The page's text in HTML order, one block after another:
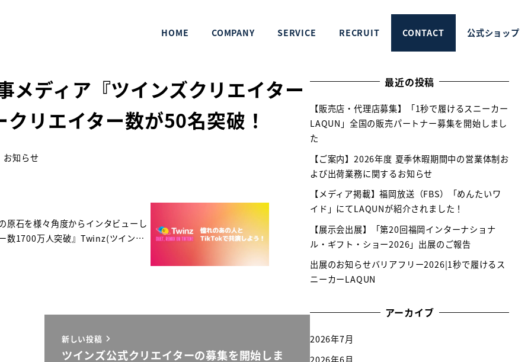
HOME COMPANY SERVICE RECRUIT CONTACT 公式ショップ
ディア『ツインズクリエイター
リエイター数が50名突破！
ゴリー
お知らせ
原石を様々角度からインタビューし
数1700万人突破』Twinz(ツイン…
新しい投稿
ツインズ公式クリエイターの募集を開始しま
最近の投稿
【販売店・代理店募集】「1秒で履けるスニーカー
LAQUN」全国の販売パートナー募集を開始しまし
た
【ご案内】2026年度 夏季休暇期間中の営業体制お
よび出荷業務に関するお知らせ
【メディア掲載】福岡放送（FBS）「めんたいワ
イド」にてLAQUNが紹介されました！
【展示会出展】「第20回福岡インターナショナ
ル・ギフト・ショー2026」出展のご報告
出展のお知らせバリアフリー2026|1秒で履けるス
ニーカーLAQUN
アーカイブ
2026年7月
2026年6月